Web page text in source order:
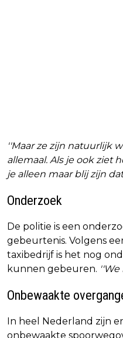
''Maar ze zijn natuurlijk
allemaal. Als je ook ziet
je alleen maar blij zijn
Onderzoek
De politie is een
gebeurtenis. Volgens
taxibedrijf is het nog
kunnen gebeuren. ''We
Onbewaakte
In heel Nederland zijn
onbewaakte